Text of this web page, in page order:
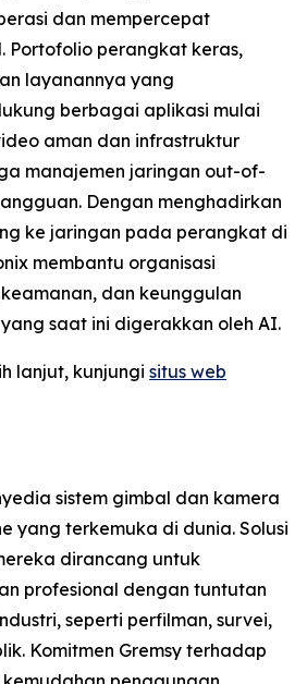
dan mempercepat
Portofolio perangkat keras,
layanannya yang
berbagai aplikasi mulai
aman dan infrastruktur
manajemen jaringan out-of-
Dengan menghadirkan
ke jaringan pada perangkat di
membantu organisasi
dan keunggulan
saat ini digerakkan oleh AI.
lanjut, kunjungi situs web
sistem gimbal dan kamera
yang terkemuka di dunia. Solusi
dirancang untuk
profesional dengan tuntutan
seperti perfilman, survei,
Komitmen Gremsy terhadap